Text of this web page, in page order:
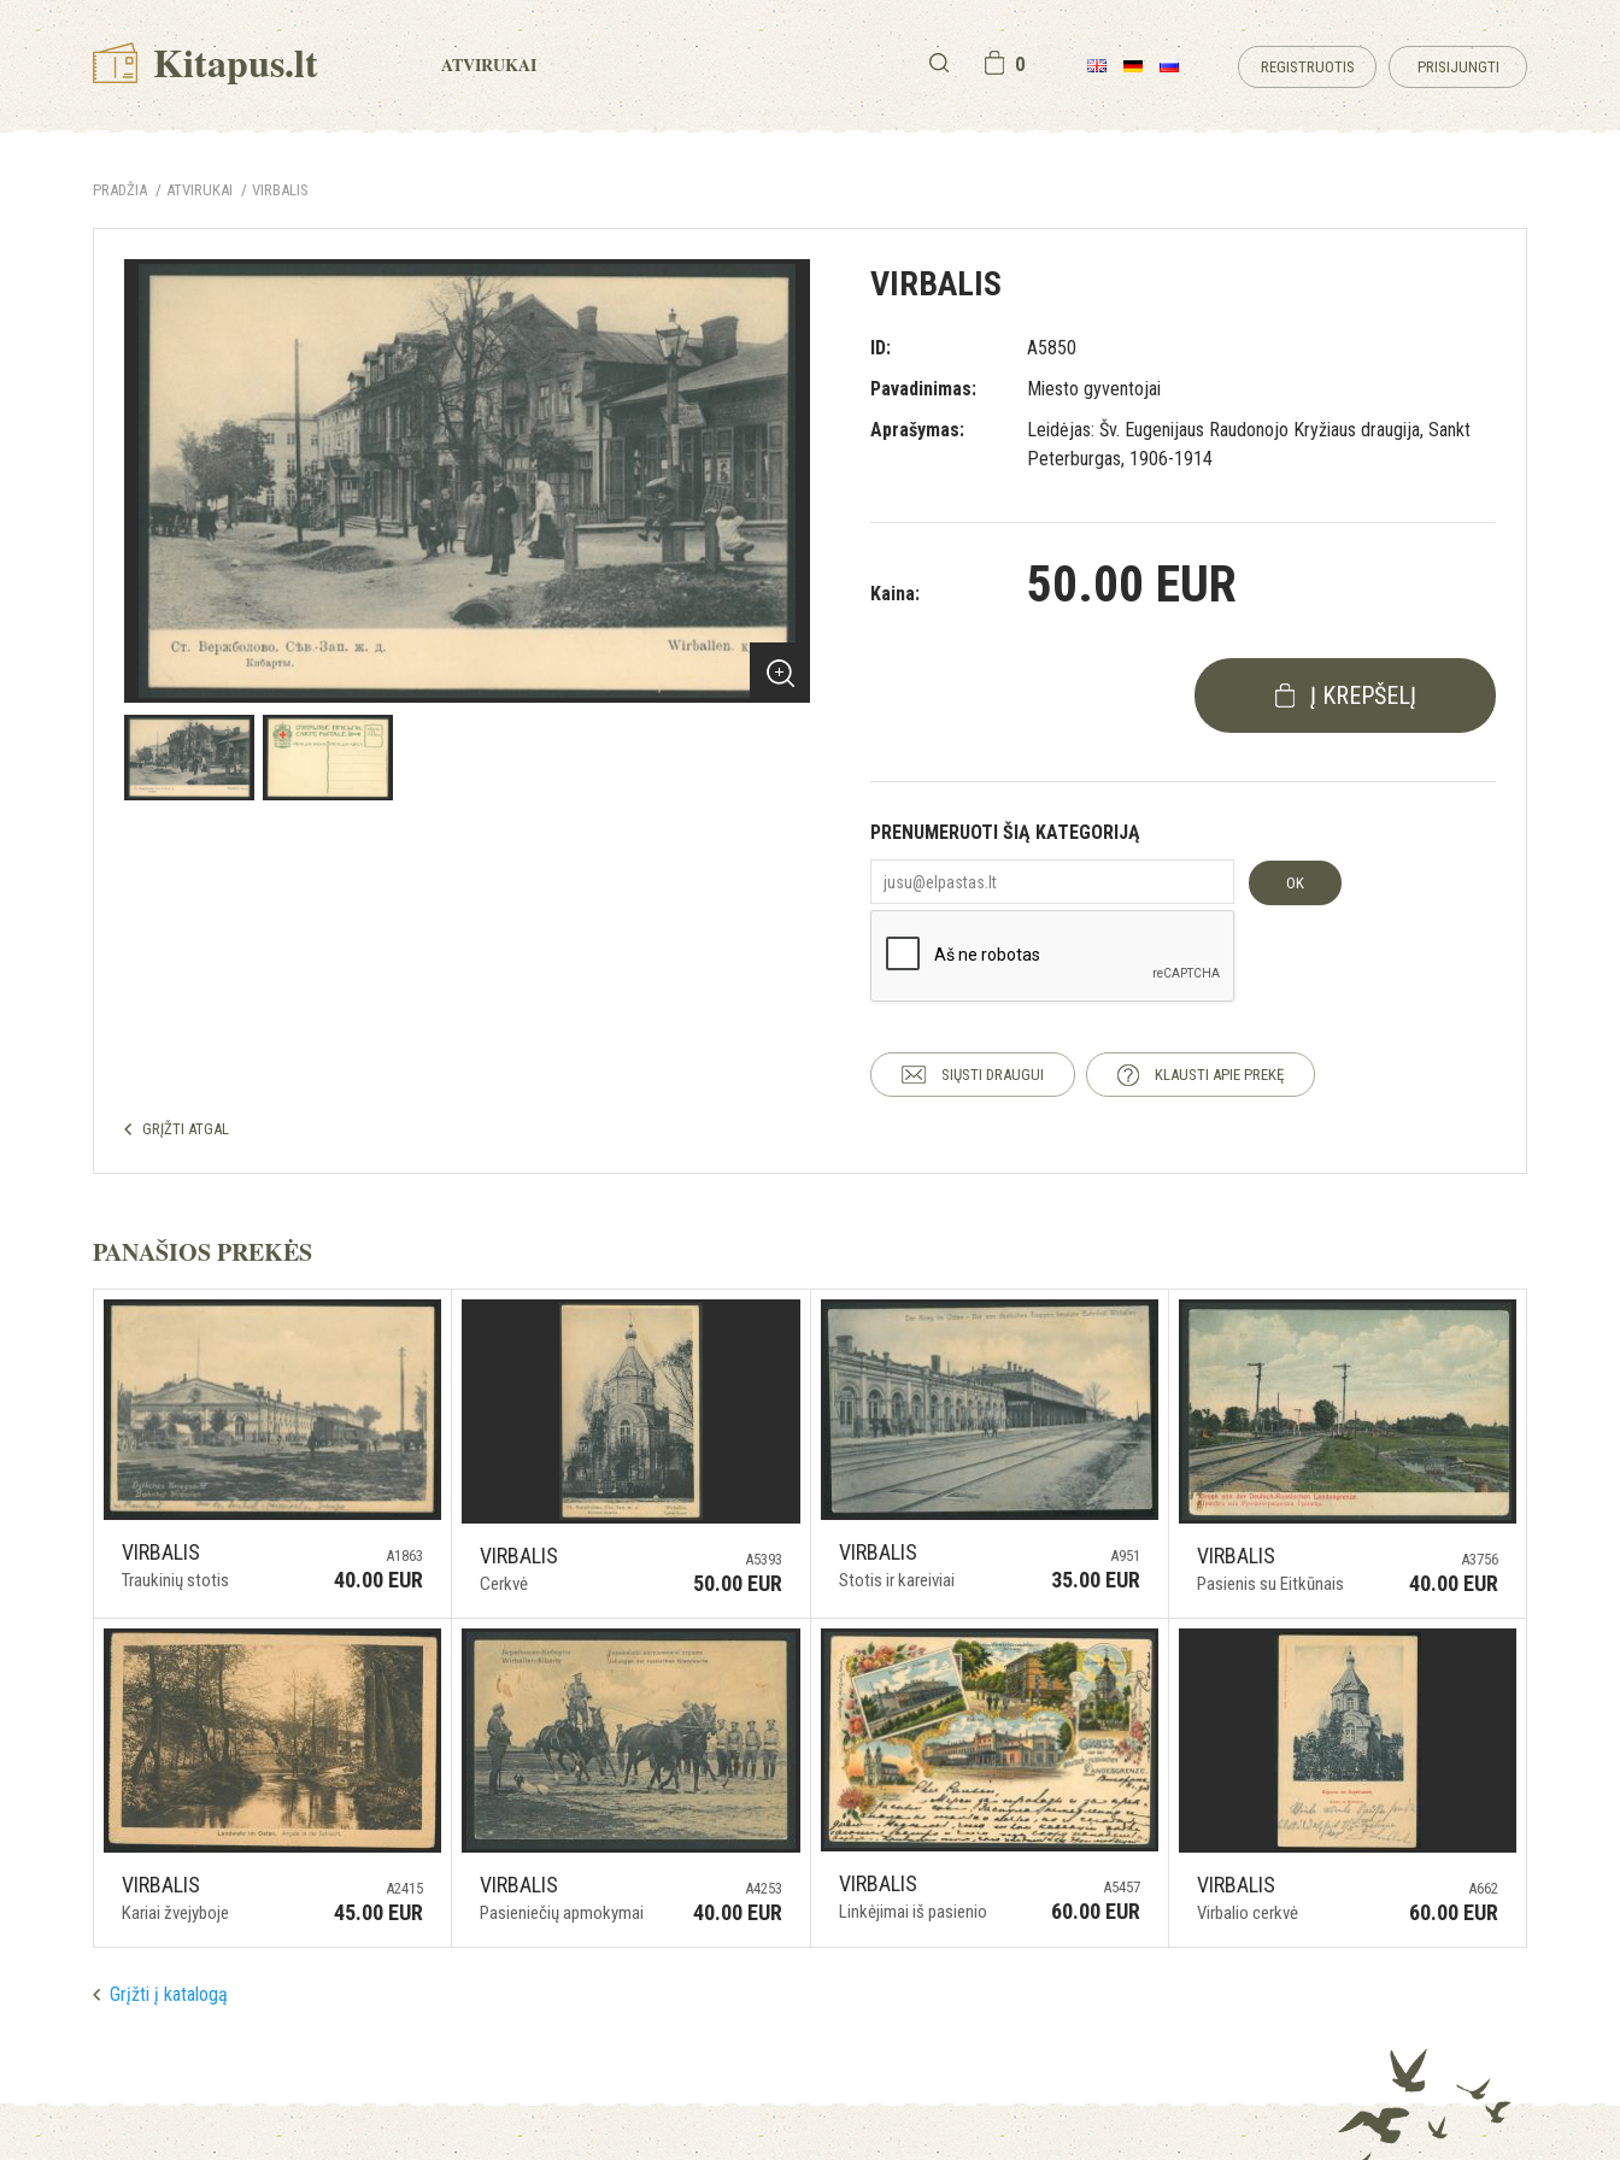
Kitapus.lt ATVIRUKAI 0 REGISTRUOTIS PRISIJUNGTI
PRADŽIA ATVIRUKAI VIRBALIS
VIRBALIS
ID:
A5850
Pavadinimas:
Miesto gyventojai
Aprašymas:
Leidėjas: Šv. Eugenijaus Raudonojo Kryžiaus draugija, Sankt
Peterburgas, 1906-1914
Kaina: 50.00 EUR
Į KREPŠELĮ
PRENUMERUOTI ŠIĄ KATEGORIJĄ
OK
SIŲSTI DRAUGUI KLAUSTI APIE PREKĘ
GRĮŽTI ATGAL
PANAŠIOS PREKĖS
VIRBALIS
Traukinių stotis
A1863
40.00 EUR
VIRBALIS
Cerkvė
A5393
50.00 EUR
VIRBALIS
Stotis ir kareiviai
A951
35.00 EUR
VIRBALIS
Pasienis su Eitkūnais
A3756
40.00 EUR
VIRBALIS
Kariai žvejyboje
A2415
45.00 EUR
VIRBALIS
Pasieniečių apmokymai
A4253
40.00 EUR
VIRBALIS
Linkėjimai iš pasienio
A5457
60.00 EUR
VIRBALIS
Virbalio cerkvė
A662
60.00 EUR
Grįžti į katalogą